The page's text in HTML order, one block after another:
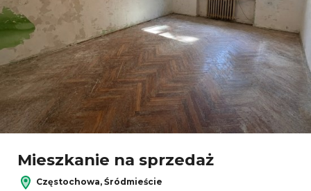
Mieszkanie na sprzedaż
Częstochowa, Śródmieście